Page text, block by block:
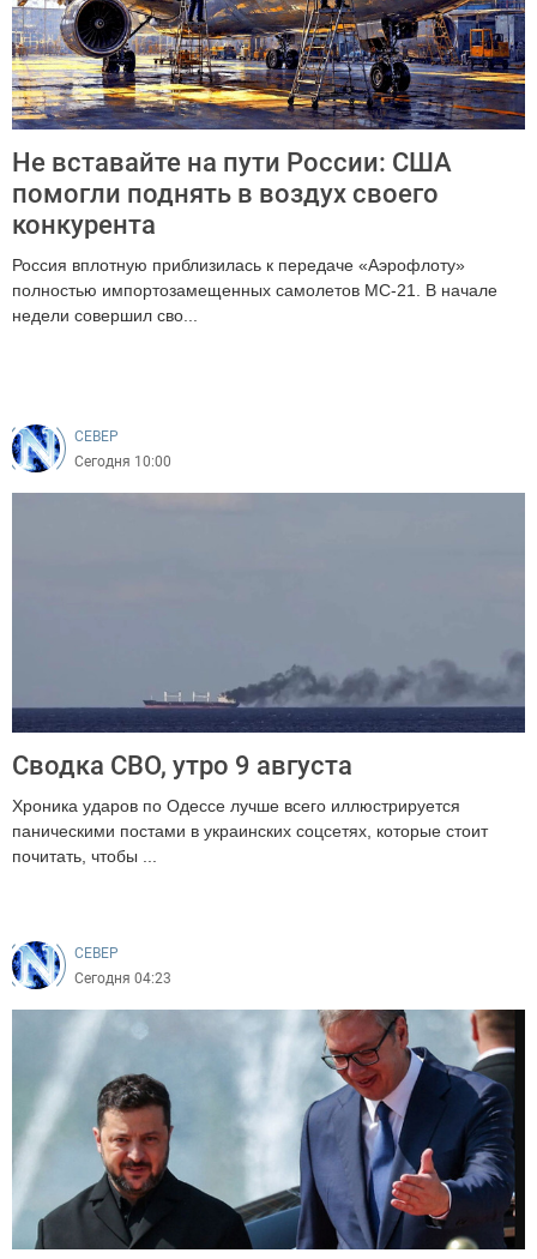
Не вставайте на пути России: США
помогли поднять в воздух своего
конкурента
Россия вплотную приблизилась к передаче «Аэрофлоту»
полностью импортозамещенных самолетов МС-21. В начале
недели совершил сво...
CEВЕР
Сегодня 10:00
Сводка СВО, утро 9 августа
Хроника ударов по Одессе лучше всего иллюстрируется
паническими постами в украинских соцсетях, которые стоит
почитать, чтобы ...
CEВЕР
Сегодня 04:23